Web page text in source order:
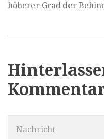
höherer Grad der